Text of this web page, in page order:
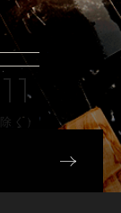
く）